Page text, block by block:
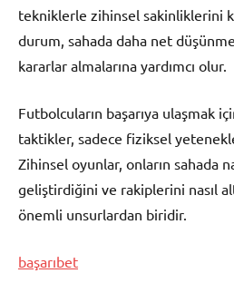
tekniklerle zihinsel sakinliklerini
durum, sahada daha net
kararlar almalarına yardımcı olur.
Futbolcuların başarıya ulaşmak
taktikler, sadece fiziksel
Zihinsel oyunlar, onların sahada
geliştirdiğini ve rakiplerini nasıl
önemli unsurlardan biridir.
başarıbet